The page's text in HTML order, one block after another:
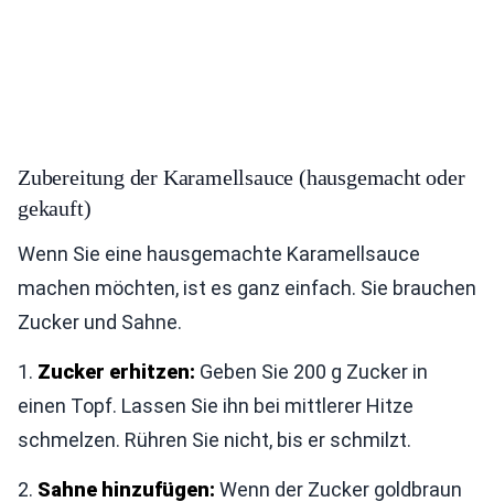
Zubereitung der Karamellsauce (hausgemacht oder
gekauft)
Wenn Sie eine hausgemachte Karamellsauce
machen möchten, ist es ganz einfach. Sie brauchen
Zucker und Sahne.
1. Zucker erhitzen: Geben Sie 200 g Zucker in
einen Topf. Lassen Sie ihn bei mittlerer Hitze
schmelzen. Rühren Sie nicht, bis er schmilzt.
2. Sahne hinzufügen: Wenn der Zucker goldbraun